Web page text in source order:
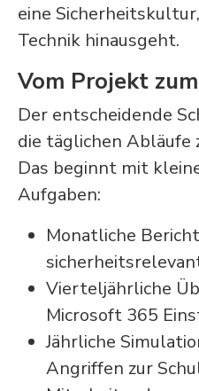
eine
Technik hinausgeht.
Vom Projekt
Der entscheidende
die täglichen Abläufe
Das beginnt mit
Aufgaben:
Monatliche
Vierteljährliche
Microsoft 365
Jährliche
Angriffen zur